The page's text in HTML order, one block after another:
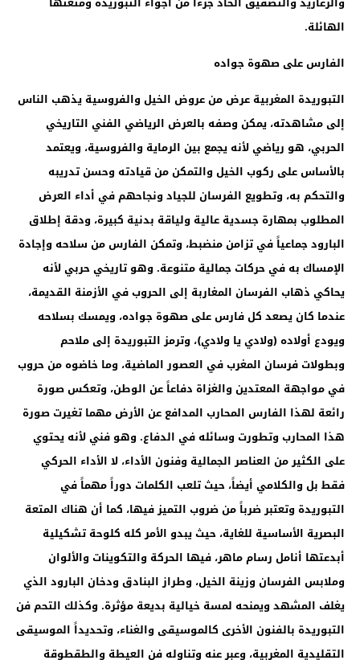
الهائلة.
الفارس على صهوة جواده
التبوريدة المغربية عرض من عروض الخيل والفروسية يذهب الناس
إلى مشاهدته، يمكن وصفه بالعرض الرياضي الفني التاريخي
الحربي، هو رياضي لأنه يجمع بين الرماية والفروسية، ويعتمد
بالأساس على ركوب الخيل والتمكن من قيادته وحسن تدريبه
والتحكم به، وتطويع الفرسان للجياد ونجاحهم في أداء العرض
المطلوب بمهارة جسدية عالية ولياقة بدنية كبيرة، ودقة إطلاق
البارود جماعياً في تزامن منضبط، وتمكن الفارس من سلاحه وإجادة
الإمساك به في حركات جمالية متنوعة. وهو تاريخي حربي لأنه
يحاكي ذهاب الفرسان المغاربة إلى الحروب في الأزمنة القديمة،
عندما كان يصعد كل فارس على صهوة جواده، ويمسك بسلاحه
ويودع أولاده (ولادي يا ولادي)، وترمز التبوريدة إلى ملاحم
وبطولات فرسان المغرب في العصور الماضية، وما خاضوه من حروب
في مواجهة المعتدين والغزاة دفاعاً عن الوطن، وتعكس صورة
رائعة لهذا الفارس المحارب المدافع عن الأرض مهما تغيرت صورة
هذا المحارب وتطورت وسائله في الدفاع. وهو فني لأنه يحتوي
على الكثير من العناصر الجمالية وفنون الأداء، لا الأداء الحركي
فقط بل والكلامي أيضاً، حيث تلعب الكلمات دوراً مهماً في
التبوريدة وتعتبر ضرباً من ضروب التميز فيها، كما أن هناك المتعة
البصرية الأساسية للغاية، حيث يبدو الأمر كله كلوحة تشكيلية
أبدعتها أنامل رسام ماهر، فيها الحركة والتكوينات والألوان
وملابس الفرسان وزينة الخيل، وطراز البنادق ودخان البارود الذي
يغلف المشهد ويمنحه لمسة خيالية بديعة مؤثرة. وكذلك التحم فن
التبوريدة بالفنون الأخرى كالموسيقى والغناء، وتحديداً الموسيقى
التقليدية المغربية، وعبر عنه وتناوله فن العيطة والطقطوقة